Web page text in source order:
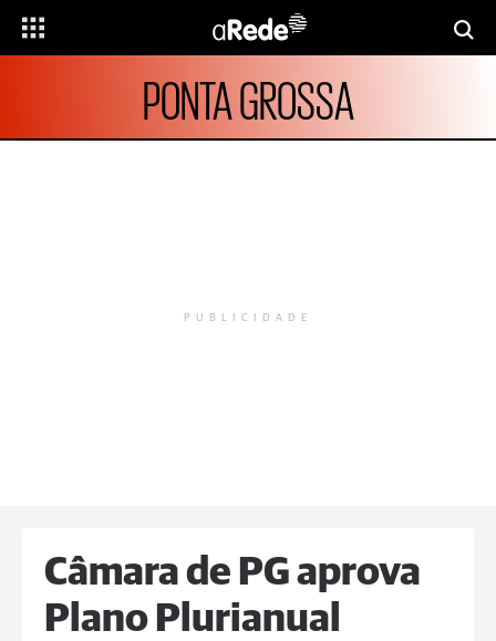
PONTA GROSSA
PUBLICIDADE
Câmara de PG aprova
Plano Plurianual